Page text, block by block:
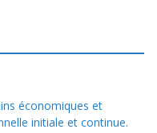
économiques et
initiale et continue.